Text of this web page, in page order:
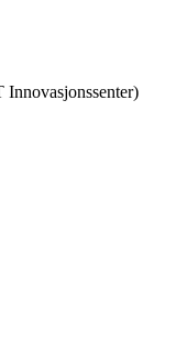
Innovasjonssenter)